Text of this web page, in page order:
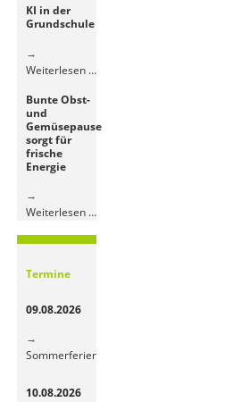
KI in der
Grundschule
Weiterlesen …KI
Bunte Obst-
und
Gemüsepause
sorgt für
frische
Energie
Weiterlesen …Bunte
und
Termine
09.08.2026
Sommerferien
10.08.2026